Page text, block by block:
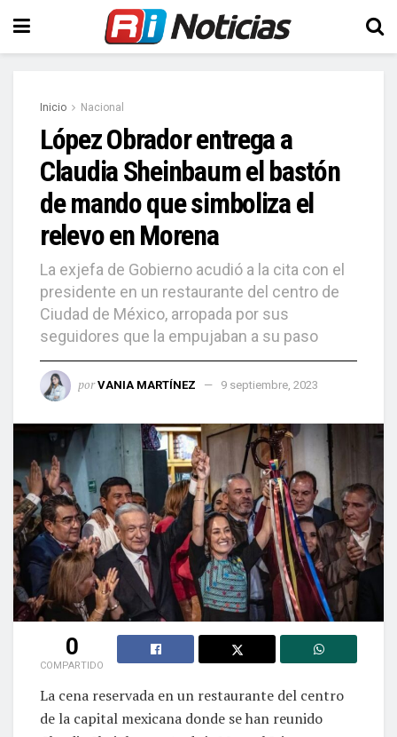
Inicio Nacional
López Obrador entrega a
Claudia Sheinbaum el bastón
de mando que simboliza el
relevo en Morena
La exjefa de Gobierno acudió a la cita con el
presidente en un restaurante del centro de
Ciudad de México, arropada por sus
seguidores que la empujaban a su paso
por VANIA MARTÍNEZ 9 septiembre, 2023
0
COMPARTIDO
La cena reservada en un restaurante del centro
de la capital mexicana donde se han reunido